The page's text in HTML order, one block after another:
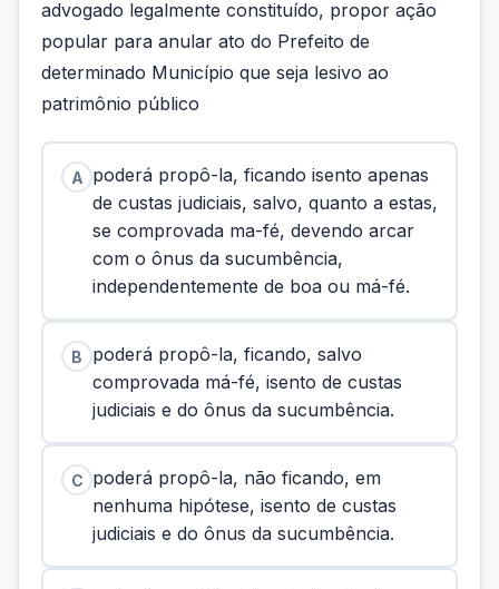
advogado legalmente constituído, propor ação
popular para anular ato do Prefeito de
determinado Município que seja lesivo ao
patrimônio público
A poderá propô-la, ficando isento apenas
de custas judiciais, salvo, quanto a estas,
se comprovada ma-fé, devendo arcar
com o ônus da sucumbência,
independentemente de boa ou má-fé.
B
poderá propô-la, ficando, salvo
comprovada má-fé, isento de custas
judiciais e do ônus da sucumbência.
C poderá propô-la, não ficando, em
nenhuma hipótese, isento de custas
judiciais e do ônus da sucumbência.